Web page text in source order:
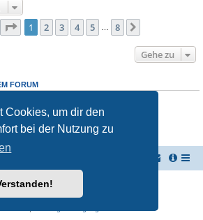
Cookies, um dir den
bei der Nutzung zu
Seite 1von
1 2 3 4 5 8
Gehe zu
FORUM
in diesem Forum erstellen.
Forumnichtändern.
Forum nicht löschen.
® Forum Software © phpBB Limited
phpBB.de